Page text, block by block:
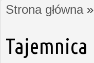
Jesteś tutaj
Strona główna»
Tajemnica